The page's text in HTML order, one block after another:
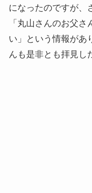
になったのですが、
「丸山さんのお父
い」という情報があ
んも是非とも拝見し